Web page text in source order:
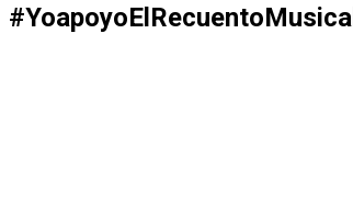
#YoapoyoElRecuentoMusical